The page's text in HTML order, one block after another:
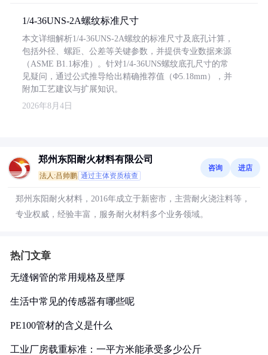
1/4-36UNS-2A螺纹标准尺寸
本文详细解析1/4-36UNS-2A螺纹的标准尺寸及底孔计算，
包括外径、螺距、公差等关键参数，并提供专业数据来源
（ASME B1.1标准）。针对1/4-36UNS螺纹底孔尺寸的常
见疑问，通过公式推导给出精确推荐值（Φ5.18mm），并
附加工艺建议与扩展知识。
2026年8月4日
郑州东阳耐火材料有限公司
法人:吕帅鹏 通过主体资质核查
咨询 进店
郑州东阳耐火材料，2016年成立于新密市，主营耐火浇注料等，
专业权威，经验丰富，服务耐火材料多个业务领域。
热门文章
无缝钢管的常用规格及壁厚
生活中常见的传感器有哪些呢
PE100管材的含义是什么
工业厂房载重标准：一平方米能承受多少公斤